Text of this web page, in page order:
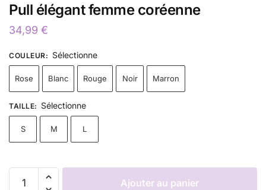
Pull élégant femme coréenne
34,99 €
COULEUR: Sélectionne
Rose Blanc Rouge Noir Marron
TAILLE: Sélectionne
S M L
Ajouter au panier